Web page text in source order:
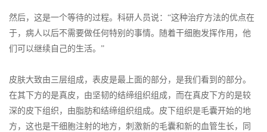
然后，这是一个等待的过程。科研人员说：“这种治疗方法的优点在
于，病人以后不需要做任何特别的事情。随着干细胞发挥作用，他
们可以继续自己的生活。”
皮肤大致由三层组成，表皮是最上面的部分，是我们看到的部分。
在其下方的是真皮，由坚韧的结缔组织组成，而在真皮下方的是较
深的皮下组织，由脂肪和结缔组织组成。皮下组织是毛囊开始的地
方，这也是干细胞注射的地方，刺激新的毛囊和新的血管生长，同